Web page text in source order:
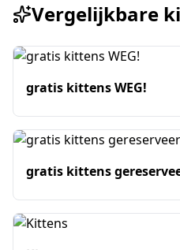
Vergelijkbare
gratis kittens WEG!
gratis kittens